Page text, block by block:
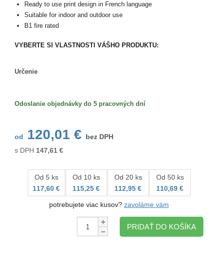
Ready to use print design in French language
Suitable for indoor and outdoor use
B1 fire rated
VYBERTE SI VLASTNOSTI VÁŠHO PRODUKTU:
Určenie
Odoslanie objednávky do 5 pracovných dní
od 120,01 €
bez DPH
s DPH 147,61 €
Od 5 ks
117,60 €
Od 10 ks
115,25 €
Od 20 ks
112,95 €
Od 50 ks
110,69 €
potrebujete viac kusov? zavoláme vám
Množstvo:
PRIDAŤ DO KOŠÍKA